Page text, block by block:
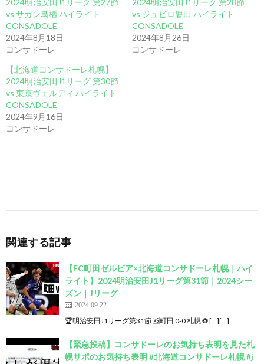
vs サガン鳥栖 ハイライト
CONSADOLE
2024年8月18日
コンサドーレ
vs ジュビロ磐田 ハイライト
CONSADOLE
2024年8月26日
コンサドーレ
【北海道コンサドーレ札幌】
2024明治安田J1リーグ 第30節
vs 東京ヴェルディ ハイライト
CONSADOLE
2024年9月16日
コンサドーレ
関連する記事
【FC町田ゼルビア×北海道コンサドーレ札幌｜ハイ
ライト】2024明治安田J1リーグ第31節｜2024シー
ズン｜Jリーグ
2024.09.22
🏆明治安田J1リーグ第31節 🆚町田 0-0 札幌 ⚽ […][…]
【緊急投稿】コンサドーレのお気持ち表明を見た札
幌サポのお気持ち表明 #北海道コンサドーレ札幌 #j